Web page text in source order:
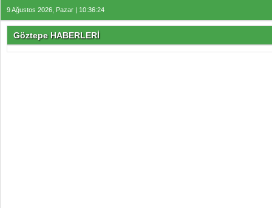
9 Ağustos 2026, Pazar | 10:36:25
Göztepe HABERLERİ